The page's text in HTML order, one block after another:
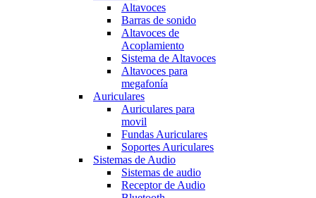
Altavoces
Barras de sonido
Altavoces de
Acoplamiento
Sistema de Altavoces
Altavoces para
megafonía
Auriculares
Auriculares para
movil
Fundas Auriculares
Soportes Auriculares
Sistemas de Audio
Sistemas de audio
Receptor de Audio